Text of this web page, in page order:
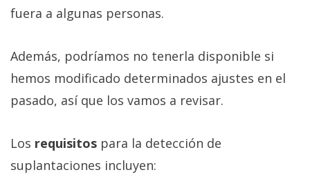
fuera a algunas personas.
Además, podríamos no tenerla disponible si
hemos modificado determinados ajustes en el
pasado, así que los vamos a revisar.
Los requisitos para la detección de
suplantaciones incluyen: